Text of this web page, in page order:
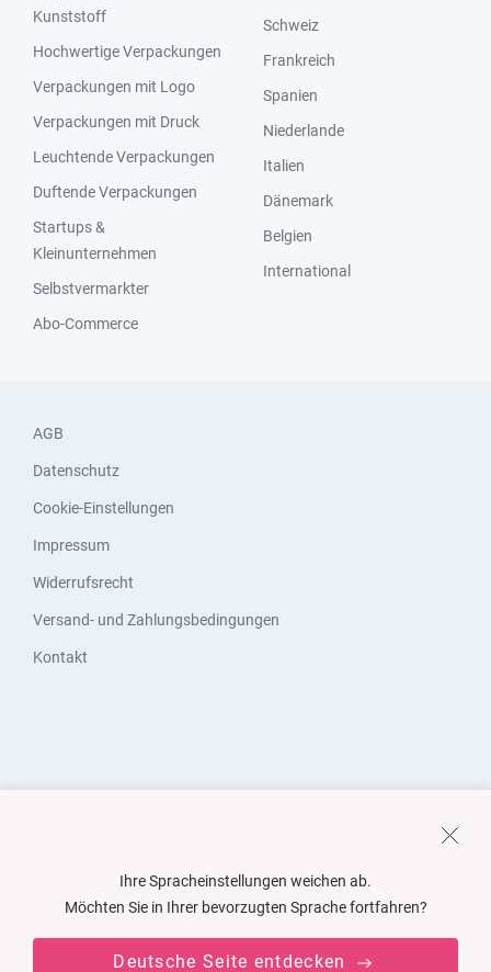
Kunststoff
Hochwertige Verpackungen
Verpackungen mit Logo
Verpackungen mit Druck
Leuchtende Verpackungen
Duftende Verpackungen
Startups &
Kleinunternehmen
Selbstvermarkter
Abo-Commerce
Schweiz
Frankreich
Spanien
Niederlande
Italien
Dänemark
Belgien
International
AGB
Datenschutz
Cookie-Einstellungen
Impressum
Widerrufsrecht
Versand- und Zahlungsbedingungen
Kontakt
Ihre Spracheinstellungen weichen ab.
Möchten Sie in Ihrer bevorzugten Sprache fortfahren?
Deutsche Seite entdecken